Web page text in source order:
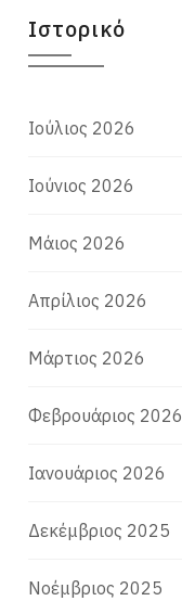
Ιστορικό
Ιούλιος 2026
Ιούνιος 2026
Μάιος 2026
Απρίλιος 2026
Μάρτιος 2026
Φεβρουάριος 2026
Ιανουάριος 2026
Δεκέμβριος 2025
Νοέμβριος 2025